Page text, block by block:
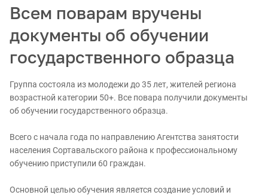
Всем поварам вручены
документы об обучении
государственного образца
Группа состояла из молодежи до 35 лет, жителей региона
возрастной категории 50+. Все повара получили документы
об обучении государственного образца.
Всего с начала года по направлению Агентства занятости
населения Сортавальского района к профессиональному
обучению приступили 60 граждан.
Основной целью обучения является создание условий и